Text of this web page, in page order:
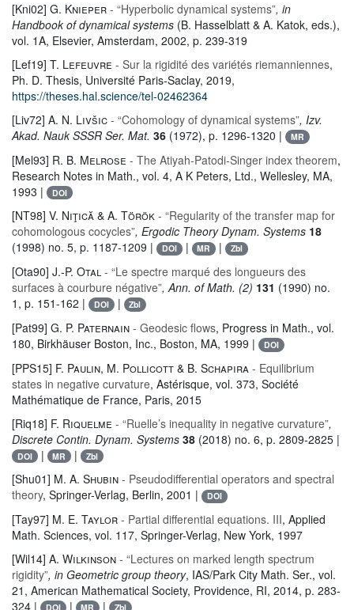
[Kni02] G. Knieper - “Hyperbolic dynamical systems”, in
Handbook of dynamical systems (B. Hasselblatt & A. Katok, eds.),
vol. 1A, Elsevier, Amsterdam, 2002, p. 239-319
[Lef19] T. Lefeuvre - Sur la rigidité des variétés riemanniennes,
Ph. D. Thesis, Université Paris-Saclay, 2019,
https://theses.hal.science/tel-02462364
[Liv72] A. N. Livšic - “Cohomology of dynamical systems”, Izv.
Akad. Nauk SSSR Ser. Mat. 36 (1972), p. 1296-1320 | MR
[Mel93] R. B. Melrose - The Atiyah-Patodi-Singer index theorem,
Research Notes in Math., vol. 4, A K Peters, Ltd., Wellesley, MA,
1993 |
DOI
[NT98] V. Niţică & A. Török - “Regularity of the transfer map for
cohomologous cocycles”, Ergodic Theory Dynam. Systems 18
(1998) no. 5, p. 1187-1209 |
DOI | MR | Zbl
[Ota90] J.-P. Otal- “Le spectre marqué des longueurs des
surfaces à courbure négative”, Ann. of Math. (2) 131 (1990) no.
1, p. 151-162 |
DOI | Zbl
[Pat99] G. P. Paternain - Geodesic flows, Progress in Math., vol.
180, Birkhäuser Boston, Inc., Boston, MA, 1999 | DOI
[PPS15] F. Paulin, M. Pollicott & B. Schapira - Equilibrium
states in negative curvature, Astérisque, vol. 373, Société
Mathématique de France, Paris, 2015
[Riq18] F. Riquelme - “Ruelle’s inequality in negative curvature”,
Discrete Contin. Dynam. Systems 38 (2018) no. 6, p. 2809-2825 |
DOI | MR | Zbl
[Shu01] M. A. Shubin - Pseudodifferential operators and spectral
theory, Springer-Verlag, Berlin, 2001 | DOI
[Tay97] M. E. Taylor - Partial differential equations. III, Applied
Math. Sciences, vol. 117, Springer-Verlag, New York, 1997
[Wil14] A. Wilkinson - “Lectures on marked length spectrum
rigidity”, in Geometric group theory, IAS/Park City Math. Ser., vol.
21 , American Mathematical Society, Providence, RI, 2014, p. 283-
324 |
DOI | MR | Zbl